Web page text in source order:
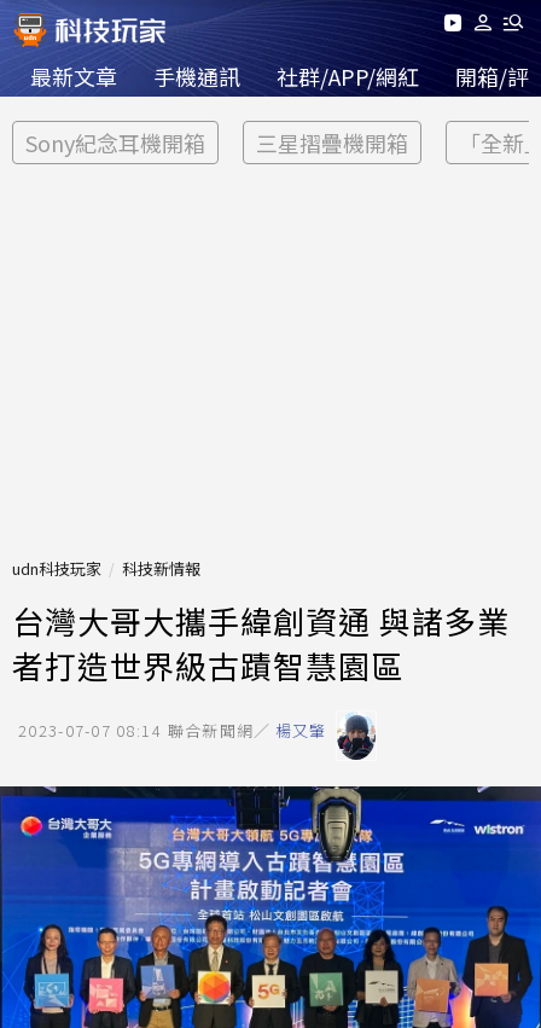
最新文章 手機通訊 社群/APP/網紅 開箱/評
Sony紀念耳機開箱 三星摺疊機開箱 「全新
udn科技玩家 科技新情報
台灣大哥大攜手緯創資通 與諸多業
者打造世界級古蹟智慧園區
2023-07-07 08:14 聯合新聞網／ 楊又肇